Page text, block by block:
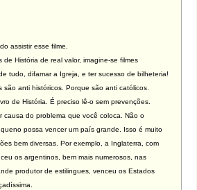
assistir esse filme.
História de real valor, imagine-se filmes
tudo, difamar a Igreja, e ter sucesso de bilheteria!
são anti históricos. Porque são anti católicos.
de História. É preciso lê-o sem prevenções.
do problema que você coloca. Não o
possa vencer um país grande. Isso é muito
bem diversas. Por exemplo, a Inglaterra, com
os argentinos, bem mais numerosos, nas
produtor de estilingues, venceu os Estados